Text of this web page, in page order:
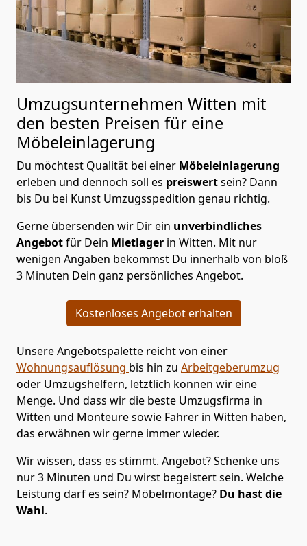
Umzugsunternehmen Witten mit
den besten Preisen für eine
Möbeleinlagerung
Du möchtest Qualität bei einer Möbeleinlagerung
erleben und dennoch soll es preiswertsein? Dann
bis Du bei Kunst Umzugsspedition genau richtig.
Gerne übersenden wir Dir ein unverbindliches
Angebotfür Dein Mietlager in Witten. Mit nur
wenigen Angaben bekommst Du innerhalb von bloß
3 Minuten Dein ganz persönliches Angebot.
Kostenloses Angebot erhalten
Unsere Angebotspalette reicht von einer
Wohnungsauflösung bis hin zu Arbeitgeberumzug
oder Umzugshelfern, letztlich können wir eine
Menge. Und dass wir die beste Umzugsfirma in
Witten und Monteure sowie Fahrer in Witten haben,
das erwähnen wir gerne immer wieder.
Wir wissen, dass es stimmt. Angebot? Schenke uns
nur 3 Minuten und Du wirst begeistert sein. Welche
Leistung darf es sein? Möbelmontage? Du hast die
Wahl.